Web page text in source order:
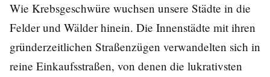
Wie Krebsgeschwüre wuchsen unsere Städte in die
Felder und Wälder hinein. Die Innenstädte mit ihren
gründerzeitlichen Straßenzügen verwandelten sich in
reine Einkaufsstraßen, von denen die lukrativsten